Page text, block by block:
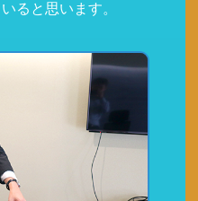
ると思います。